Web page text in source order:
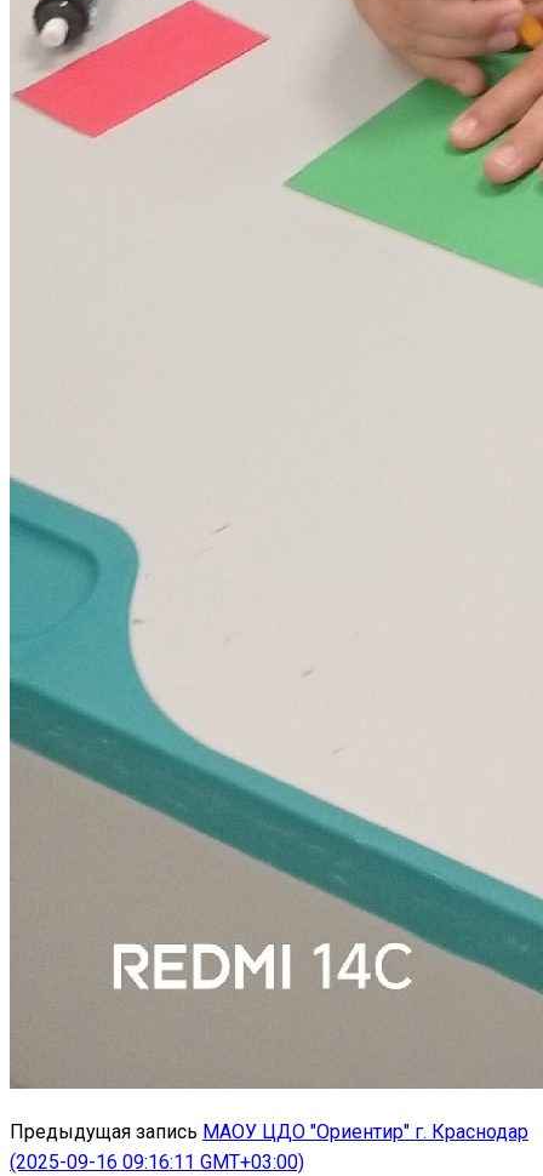
Предыдущая запись МАОУ ЦДО "Ориентир" г. Краснодар
(2025-09-16 09:16:11 GMT+03:00)